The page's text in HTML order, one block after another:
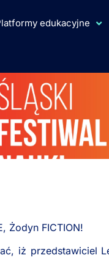
edukacyjne
Żodyn FICTION!
iż przedstawiciel